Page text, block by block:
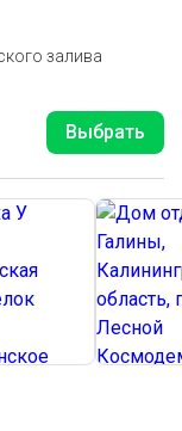
залива
Выбрать